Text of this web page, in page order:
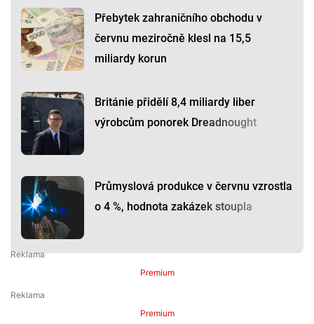
Přebytek zahraničního obchodu v
červnu meziročně klesl na 15,5
miliardy korun
Británie přidělí 8,4 miliardy liber
výrobcům ponorek Dreadnought
Průmyslová produkce v červnu vzrostla
o 4 %, hodnota zakázek stoupla
Premium
Premium